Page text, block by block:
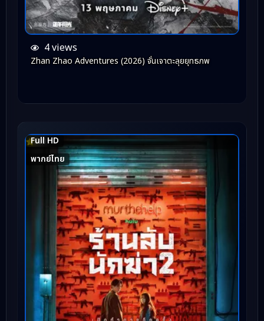
4 views
Zhan Zhao Adventures (2026) จั่นเจาตะลุยยุทธภพ
Full HD
พากย์ไทย
8.0